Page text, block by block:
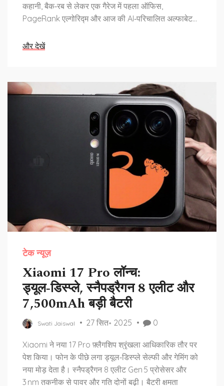
कहानी, बैक‑रब से लेकर एक गैरेज में पहला ऑफिस,
PageRank एल्गोरिद्म और आज की AI‑परिचालित अल्फाबेट
और देखें
टेक न्यूज़
Xiaomi 17 Pro लॉन्च:
ड्यूल‑डिस्प्ले, स्नैपड्रैगन 8 एलीट और
7,500mAh बड़ी बैटरी
Swati Jaiswal 27 सित॰ 2025 0
Xiaomi ने नया 17 Pro फ़्लैगशिप श्रृंखला आधिकारिक तौर पर
पेश किया। फोन के पीछे लगा ड्यूल‑डिस्प्ले सेल्फी और गेमिंग को
नया मोड़ देता है। स्नैपड्रैगन 8 एलीट Gen 5 प्रोसेसर और
3 nm तकनीक से पावर और गति दोनों बढ़ी। बैटरी क्षमता